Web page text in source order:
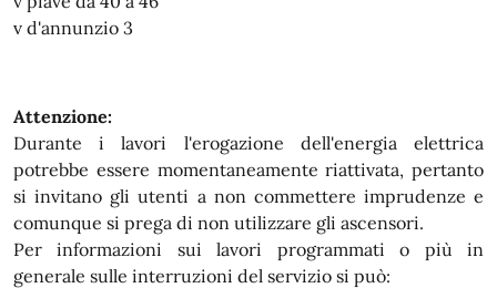
v d'annunzio 3
Attenzione:
Durante i lavori l'erogazione dell'energia elettrica
potrebbe essere momentaneamente riattivata, pertanto
si invitano gli utenti a non commettere imprudenze e
comunque si prega di non utilizzare gli ascensori.
Per informazioni sui lavori programmati o più in
generale sulle interruzioni del servizio si può: